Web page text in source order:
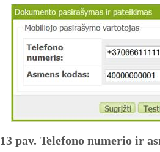
13 pav. Telefono numerio ir